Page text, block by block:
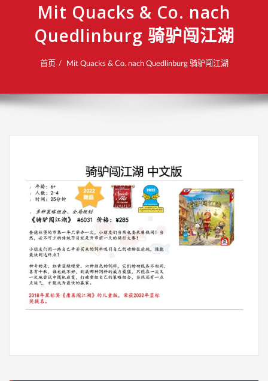
Mit Quacks & Co. nach
Quedlinburg 骑驴闯江湖
首页 Mit Quacks & Co. nach Quedlinburg 骑驴闯江湖